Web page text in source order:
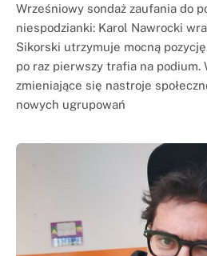
Wrześniowy sondaż zaufania do
niespodzianki: Karol Nawrocki
Sikorski utrzymuje mocną
po raz pierwszy trafia na podium.
zmieniające się nastroje
nowych ugrupowań